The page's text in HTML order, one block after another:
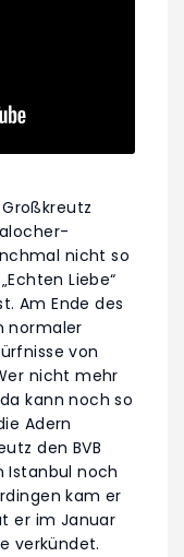
nicht so
Liebe“
Am Ende des
normaler
von
nicht mehr
kann noch so
Adern
den BVB
Istanbul noch
kam er
er im Januar
verkündet.